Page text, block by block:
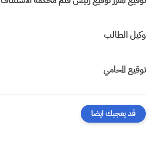
وكيل الطالب
توقيع المحامي
قد يعجبك ايضا